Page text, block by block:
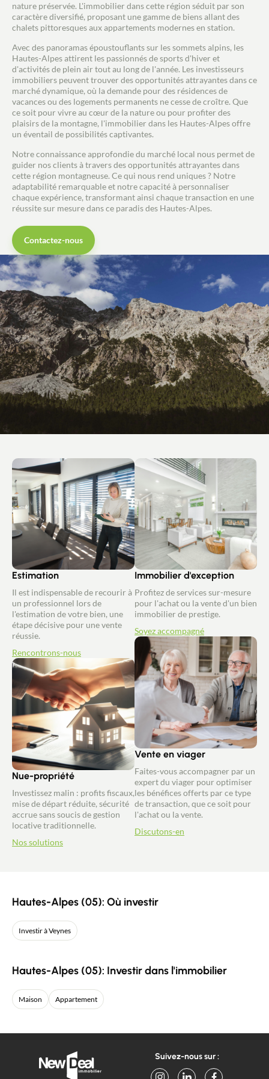
nature préservée. L'immobilier dans cette région séduit par son
caractère diversifié, proposant une gamme de biens allant des
chalets pittoresques aux appartements modernes en station.
Avec des panoramas époustouflants sur les sommets alpins, les
Hautes-Alpes attirent les passionnés de sports d'hiver et
d'activités de plein air tout au long de l'année. Les investisseurs
immobiliers peuvent trouver des opportunités attrayantes dans ce
marché dynamique, où la demande pour des résidences de
vacances ou des logements permanents ne cesse de croître. Que
ce soit pour vivre au cœur de la nature ou pour profiter des
plaisirs de la montagne, l'immobilier dans les Hautes-Alpes offre
un éventail de possibilités captivantes.
Notre connaissance approfondie du marché local nous permet de
guider nos clients à travers des opportunités attrayantes dans
cette région montagneuse. Ce qui nous rend uniques ? Notre
adaptabilité remarquable et notre capacité à personnaliser
chaque expérience, transformant ainsi chaque transaction en une
réussite sur mesure dans ce paradis des Hautes-Alpes.
Contactez-nous
Estimation
Il est indispensable de recourir à
un professionnel lors de
l'estimation de votre bien, une
étape décisive pour une vente
réussie.
Rencontrons-nous
Nue-propriété
Investissez malin : profits fiscaux,
mise de départ réduite, sécurité
accrue sans soucis de gestion
locative traditionnelle.
Nos solutions
Immobilier d'exception
Profitez de services sur-mesure
pour l'achat ou la vente d'un bien
immobilier de prestige.
Soyez accompagné
Vente en viager
Faites-vous accompagner par un
expert du viager pour optimiser
les bénéfices offerts par ce type
de transaction, que ce soit pour
l'achat ou la vente.
Discutons-en
Hautes-Alpes (05): Où investir
Investir à Veynes
Hautes-Alpes (05): Investir dans l'immobilier
Maison Appartement
Suivez-nous sur :